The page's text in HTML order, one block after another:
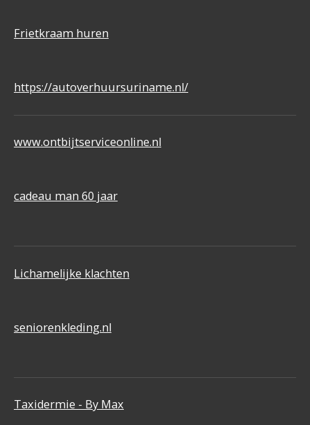
Frietkraam huren
https://autoverhuursuriname.nl/
www.ontbijtserviceonline.nl
cadeau man 60 jaar
Lichamelijke klachten
seniorenkleding.nl
Taxidermie - By Max